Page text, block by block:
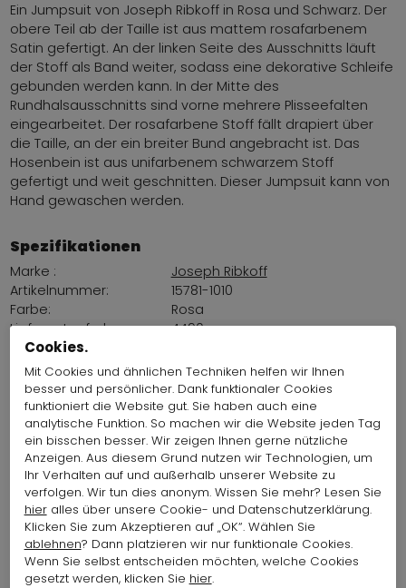
Ein Jumpsuit von Joseph Ribkoff in Rosa und Schwarz. Der
obere Teil ab der Taille ist aus mattem rosafarbenem
Satin gefertigt. An der linken Seite des Ausschnitts läuft
der Stoff als Band weiter, sodass eine dekorative Schleife
gebunden werden kann. In der Mitte des
Rundhalsausschnitts sind vorne mehrere Plisseefalten
eingearbeitet. Der rosafarbene Stoff fällt drapiert über
die Taille, an der ein breiter Bund angebracht ist. Das
Hosenbein ist aus unifarbenem schwarzem Stoff
gefertigt und weit geschnitten. Dieser Jumpsuit kann von
Hand gewaschen werden.
Spezifikationen
Marke :
Joseph Ribkoff
Artikelnummer:
15781-1010
Farbe:
Rosa
Lieferantenfarbe:
4490
Material:
Passform::
Normal
Länge:
110 cm
Land der Produktion:
Bulgarien
Oberweite:
98 cm
Artikelgröße auf Foto
Größe 36
Mode-Modell info
Markeninformationen
Cookies.
Mit Cookies und ähnlichen Techniken helfen wir Ihnen
besser und persönlicher. Dank funktionaler Cookies
funktioniert die Website gut. Sie haben auch eine
analytische Funktion. So machen wir die Website jeden Tag
ein bisschen besser. Wir zeigen Ihnen gerne nützliche
Anzeigen. Aus diesem Grund nutzen wir Technologien, um
Ihr Verhalten auf und außerhalb unserer Website zu
verfolgen. Wir tun dies anonym. Wissen Sie mehr? Lesen Sie
hieralles über unsere Cookie- und Datenschutzerklärung.
Klicken Sie zum Akzeptieren auf „OK“. Wählen Sie
ablehnen? Dann platzieren wir nur funktionale Cookies.
Wenn Sie selbst entscheiden möchten, welche Cookies
gesetzt werden, klicken Sie hier.